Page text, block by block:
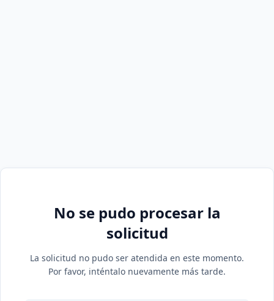
No se pudo procesar la
solicitud
La solicitud no pudo ser atendida en este momento.
Por favor, inténtalo nuevamente más tarde.